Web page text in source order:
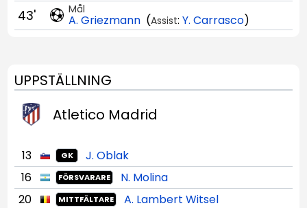
Mål
A. Griezmann (Assist: Y. Carrasco)
43'
UPPSTÄLLNING
Atletico Madrid
13 GK
J. Oblak
16
FÖRSVARARE
N. Molina
20
MITTFÄLTARE
A. Lambert Witsel